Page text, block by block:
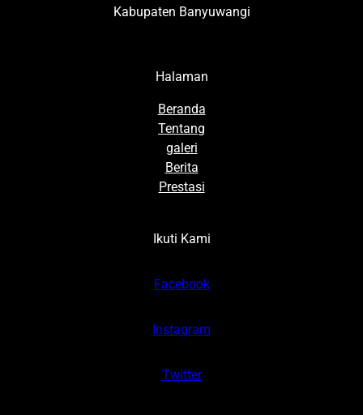
Kabupaten Banyuwangi
Halaman
Beranda
Tentang
galeri
Berita
Prestasi
Ikuti Kami
Facebook
Instagram
Twitter